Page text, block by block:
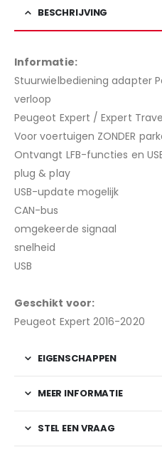
BESCHRIJVING
Informatie:
Stuurwielbediening adapter
verloop
Peugeot Expert / Expert
Voor voertuigen ZONDER
Ontvangt LFB-functies en
plug & play
USB-update mogelijk
CAN-bus
omgekeerde signaal
snelheid
USB
Geschikt voor:
Peugeot Expert 2016-2020
EIGENSCHAPPEN
MEER INFORMATIE
STEL EEN VRAAG